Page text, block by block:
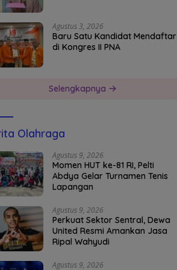
Agustus 3, 2026
Baru Satu Kandidat Mendaftar
di Kongres II PNA
Selengkapnya
Olahraga
Agustus 9, 2026
Momen HUT ke-81 RI, Pelti
Abdya Gelar Turnamen Tenis
Lapangan
Agustus 9, 2026
Perkuat Sektor Sentral, Dewa
United Resmi Amankan Jasa
Ripal Wahyudi
Agustus 9, 2026